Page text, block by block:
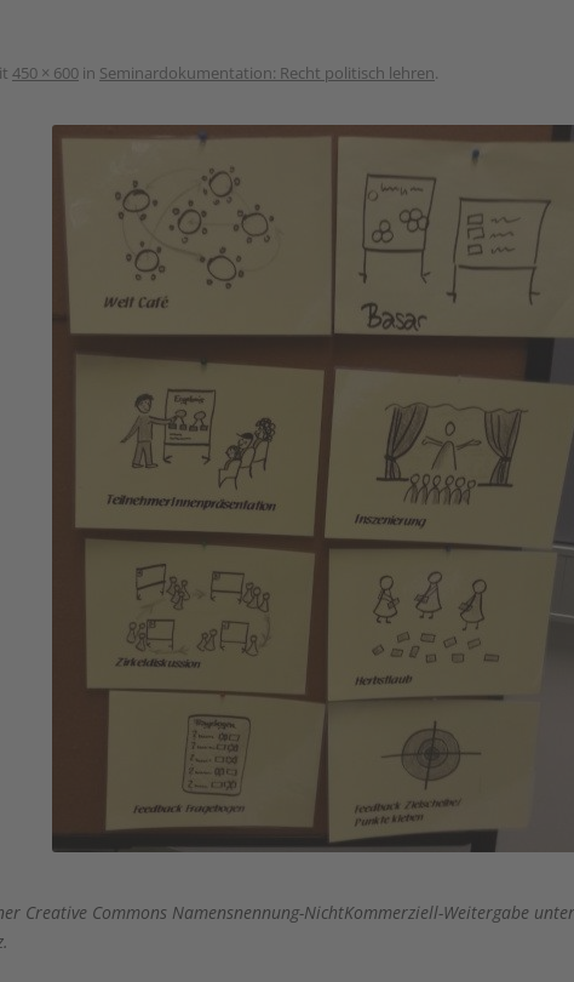
450 × 600 in Seminardokumentation: Recht politisch lehren.
Creative Commons Namensnennung-NichtKommerziell-Weitergabe